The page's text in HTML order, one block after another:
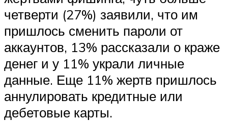
четверти (27%) заявили, что им
пришлось сменить пароли от
аккаунтов, 13% рассказали о краже
денег и у 11% украли личные
данные. Еще 11% жертв пришлось
аннулировать кредитные или
дебетовые карты.